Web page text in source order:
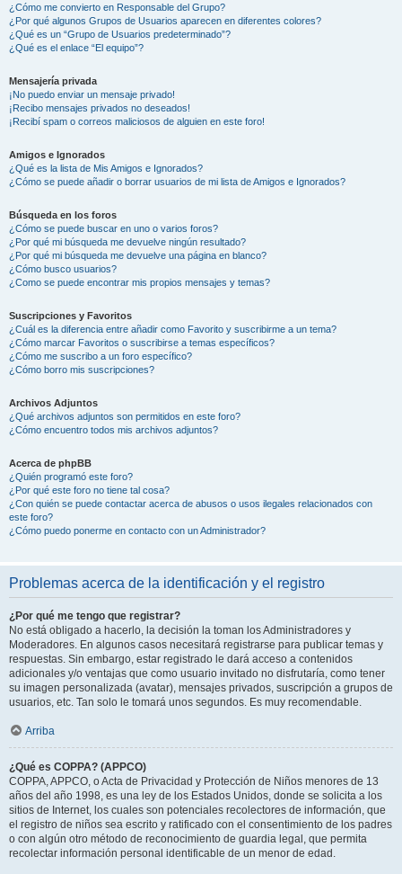
¿Cómo me convierto en Responsable del Grupo?
¿Por qué algunos Grupos de Usuarios aparecen en diferentes colores?
¿Qué es un “Grupo de Usuarios predeterminado”?
¿Qué es el enlace “El equipo”?
Mensajería privada
¡No puedo enviar un mensaje privado!
¡Recibo mensajes privados no deseados!
¡Recibí spam o correos maliciosos de alguien en este foro!
Amigos e Ignorados
¿Qué es la lista de Mis Amigos e Ignorados?
¿Cómo se puede añadir o borrar usuarios de mi lista de Amigos e Ignorados?
Búsqueda en los foros
¿Cómo se puede buscar en uno o varios foros?
¿Por qué mi búsqueda me devuelve ningún resultado?
¿Por qué mi búsqueda me devuelve una página en blanco?
¿Cómo busco usuarios?
¿Como se puede encontrar mis propios mensajes y temas?
Suscripciones y Favoritos
¿Cuál es la diferencia entre añadir como Favorito y suscribirme a un tema?
¿Cómo marcar Favoritos o suscribirse a temas específicos?
¿Cómo me suscribo a un foro específico?
¿Cómo borro mis suscripciones?
Archivos Adjuntos
¿Qué archivos adjuntos son permitidos en este foro?
¿Cómo encuentro todos mis archivos adjuntos?
Acerca de phpBB
¿Quién programó este foro?
¿Por qué este foro no tiene tal cosa?
¿Con quién se puede contactar acerca de abusos o usos ilegales relacionados con
este foro?
¿Cómo puedo ponerme en contacto con un Administrador?
Problemas acerca de la identificación y el registro
¿Por qué me tengo que registrar?
No está obligado a hacerlo, la decisión la toman los Administradores y
Moderadores. En algunos casos necesitará registrarse para publicar temas y
respuestas. Sin embargo, estar registrado le dará acceso a contenidos
adicionales y/o ventajas que como usuario invitado no disfrutaría, como tener
su imagen personalizada (avatar), mensajes privados, suscripción a grupos de
usuarios, etc. Tan solo le tomará unos segundos. Es muy recomendable.
Arriba
¿Qué es COPPA? (APPCO)
COPPA, APPCO, o Acta de Privacidad y Protección de Niños menores de 13
años del año 1998, es una ley de los Estados Unidos, donde se solicita a los
sitios de Internet, los cuales son potenciales recolectores de información, que
el registro de niños sea escrito y ratificado con el consentimiento de los padres
o con algún otro método de reconocimiento de guardia legal, que permita
recolectar información personal identificable de un menor de edad.